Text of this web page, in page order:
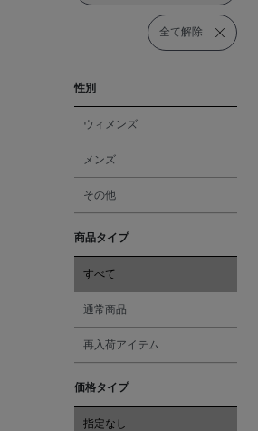
全て解除
性別
ウィメンズ
メンズ
その他
商品タイプ
すべて
通常商品
再入荷アイテム
価格タイプ
指定なし